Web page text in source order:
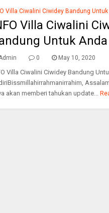
Villa Ciwalini Ciwidey Bandung
Villa Ciwalini
Untuk
0 May 10, 2020
Villa Ciwalini Ciwidey Bandung
akan memberi tahukan update...